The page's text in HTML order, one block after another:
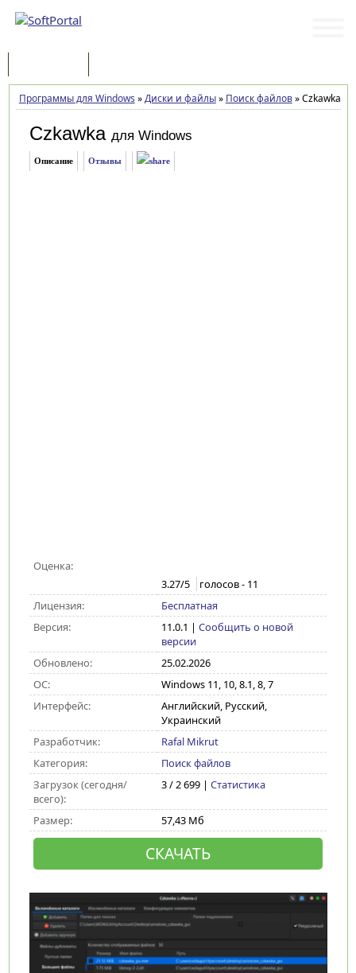
Программы для Windows »Диски и файлы» Поиск файлов»Czkawka
Czkawka для Windows
Описание Отзывы
Оценка:
3.27/5 голосов - 11
Лицензия:
Бесплатная
Версия:
11.0.1 | Сообщить о новой
версии
Обновлено:
25.02.2026
ОС:
Windows 11, 10, 8.1, 8, 7
Интерфейс:
Английский, Русский,
Украинский
Разработчик:
Rafal Mikrut
Категория:
Поиск файлов
Загрузок (сегодня/
всего):
3 / 2 699 | Статистика
Размер: 57,43 Мб
СКАЧАТЬ